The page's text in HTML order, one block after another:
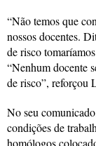
“Não temos que
nossos docentes.
de risco
“Nenhum docente
de risco”, reforçou
No seu
condições de
homólogos